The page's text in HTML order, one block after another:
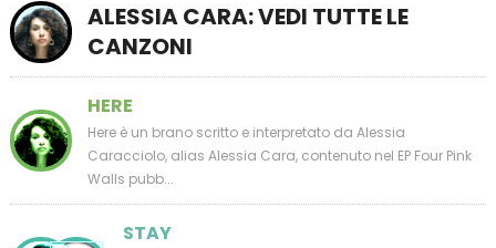
ALESSIA CARA: VEDI TUTTE LE
CANZONI
HERE
Here è un brano scritto e interpretato da Alessia
Caracciolo, alias Alessia Cara, contenuto nel EP Four Pink
Walls pubb...
STAY